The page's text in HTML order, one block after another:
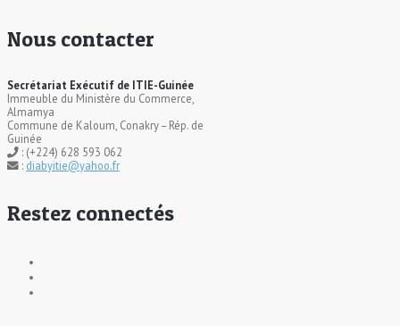
Nous contacter
Secrétariat Exécutif de ITIE-Guinée
Immeuble du Ministère du Commerce,
Almamya
Commune de Kaloum, Conakry – Rép. de
Guinée
: (+224) 628 593 062
: diabyitie@yahoo.fr
Restez connectés